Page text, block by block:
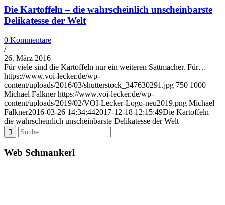
Die Kartoffeln – die wahrscheinlich unscheinbarste
Delikatesse der Welt
0 Kommentare
/
26. März 2016
Für viele sind die Kartoffeln nur ein weiteren Sattmacher. Für…
https://www.voi-lecker.de/wp-
content/uploads/2016/03/shutterstock_347630291.jpg 750 1000
Michael Falkner https://www.voi-lecker.de/wp-
content/uploads/2019/02/VOI-Lecker-Logo-neu2019.png Michael
Falkner2016-03-26 14:34:442017-12-18 12:15:49Die Kartoffeln –
die wahrscheinlich unscheinbarste Delikatesse der Welt
Web Schmankerl